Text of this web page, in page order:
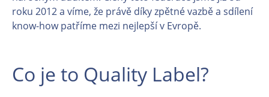
roku 2012 a víme, že právě díky zpětné vazbě a sdílení
know-how patříme mezi nejlepší v Evropě.
Co je to Quality Label?